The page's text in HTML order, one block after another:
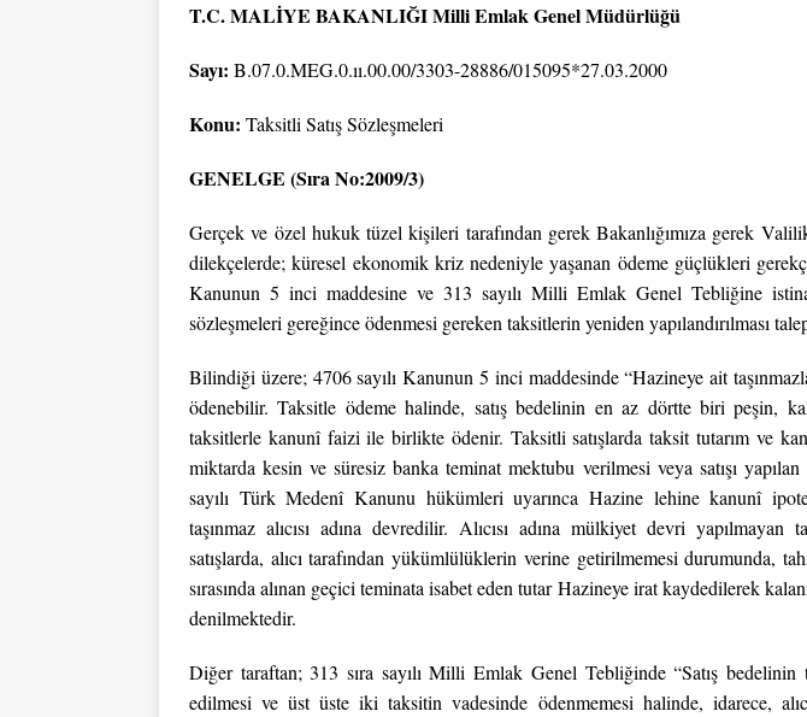
T.C. MALİYE BAKANLIĞI Milli Emlak Genel Müdürlüğü
Sayı: B.07.0.MEG.0.ıı.00.00/3303-28886/015095*27.03.2000
Konu: Taksitli Satış Sözleşmeleri
GENELGE (Sıra No:2009/3)
Gerçek ve özel hukuk tüzel kişileri tarafından gerek Bakanlığımıza gerek
dilekçelerde; küresel ekonomik kriz nedeniyle yaşanan ödeme güçlükleri
Kanunun 5 inci maddesine ve 313 sayılı Milli Emlak Genel Tebliğine
sözleşmeleri gereğince ödenmesi gereken taksitlerin yeniden yapılandırılması
Bilindiği üzere; 4706 sayılı Kanunun 5 inci maddesinde “Hazineye ait
ödenebilir. Taksitle ödeme halinde, satış bedelinin en az dörtte biri peşin,
taksitlerle kanunî faizi ile birlikte ödenir. Taksitli satışlarda taksit tutarım ve
miktarda kesin ve süresiz banka teminat mektubu verilmesi veya satışı yapılan
sayılı Türk Medenî Kanunu hükümleri uyarınca Hazine lehine kanunî
taşınmaz alıcısı adına devredilir. Alıcısı adına mülkiyet devri yapılmayan
satışlarda, alıcı tarafından yükümlülüklerin verine getirilmemesi durumunda,
sırasında alınan geçici teminata isabet eden tutar Hazineye irat kaydedilerek
denilmektedir.
Diğer taraftan; 313 sıra sayılı Milli Emlak Genel Tebliğinde “Satış bedelinin
edilmesi ve üst üste iki taksitin vadesinde ödenmemesi halinde, idarece,